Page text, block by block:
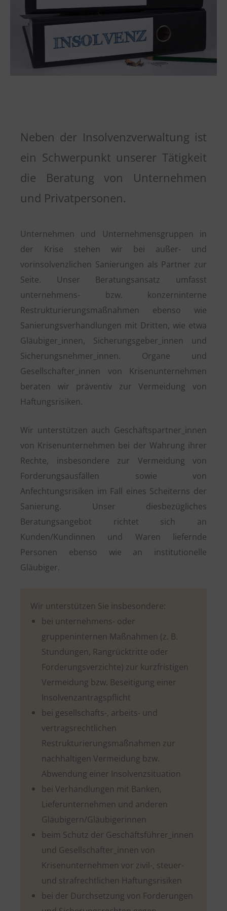
Neben der Insolvenzverwaltung ist
ein Schwerpunkt unserer Tätigkeit
die Beratung von Unternehmen
und Privat­personen.
Unternehmen und Unternehmensgruppen in
der Krise stehen wir bei außer- und
vorinsolvenzlichen Sanierungen als Partner zur
Seite. Unser Beratungsansatz umfasst
unternehmens- bzw. konzerninterne
Restrukturierungsmaßnahmen ebenso wie
Sanierungsverhandlungen mit Dritten, wie etwa
Gläubiger_innen, Sicherungsgeber_innen und
Sicherungsnehmer_innen. Organe und
Gesellschafter_innen von Krisenunternehmen
beraten wir präventiv zur Vermeidung von
Haftungsrisiken.
Wir unterstützen auch Geschäftspartner_innen
von Krisenunternehmen bei der Wahrung ihrer
Rechte, insbesondere zur Vermeidung von
Forderungsausfällen sowie von
Anfechtungsrisiken im Fall eines Scheiterns der
Sanierung. Unser diesbezügliches
Beratungsangebot richtet sich an
Kunden/Kundinnen und Waren liefernde
Personen ebenso wie an institutionelle
Gläubiger.
Wir unterstützen Sie insbesondere:
bei unternehmens- oder
gruppeninternen Maßnahmen (z. B.
Stundungen, Rangrücktritte oder
Forderungsverzichte) zur kurzfristigen
Vermeidung bzw. Beseitigung einer
Insolvenzantragspflicht
bei gesellschafts-, arbeits- und
vertragsrechtlichen
Restrukturierungsmaßnahmen zur
nachhaltigen Vermeidung bzw.
Abwendung einer Insolvenzsituation
bei Verhandlungen mit Banken,
Lieferunternehmen und anderen
Gläubigern/Gläubigerinnen
beim Schutz der Geschäftsführer_innen
und Gesellschafter_innen von
Krisenunternehmen vor zivil-, steuer-
und strafrechtlichen Haftungsrisiken
bei der Durchsetzung von Forderungen